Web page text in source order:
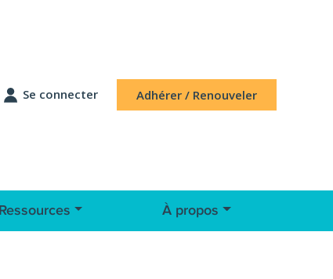
Se connecter Adhérer / Renouveler
Ressources À propos